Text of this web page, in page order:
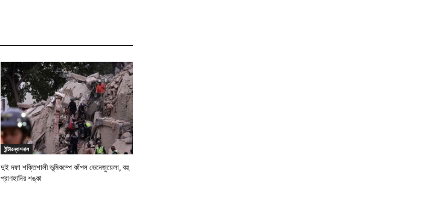
ইন্টারন্যাশনাল
দুই দফা শক্তিশালী ভূমিকম্পে কাঁপল ভেনেজুয়েলা, বহু
প্রাণহানির শঙ্কা